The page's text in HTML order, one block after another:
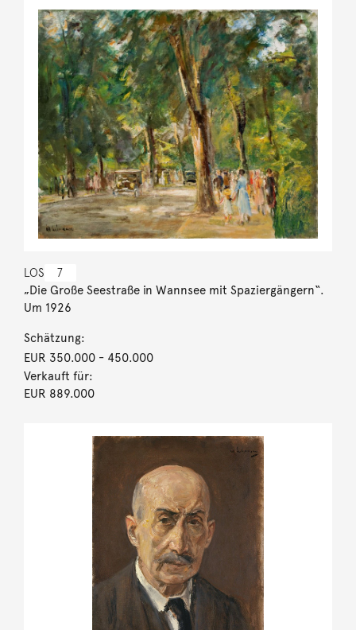
LOS 7
„Die Große Seestraße in Wannsee mit Spaziergängern“.
Um 1926
Schätzung:
EUR 350.000- 450.000
Verkauft für:
EUR 889.000